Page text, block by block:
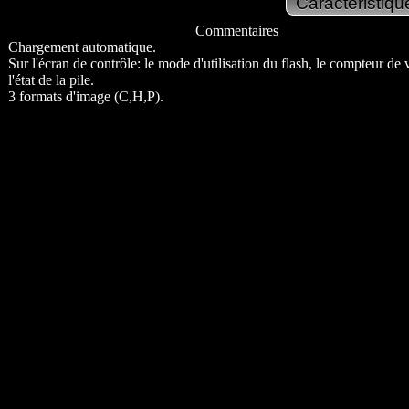
Commentaires
Chargement automatique.
Sur l'écran de contrôle: le mode d'utilisation du flash, le compteur de
l'état de la pile.
3 formats d'image (C,H,P).